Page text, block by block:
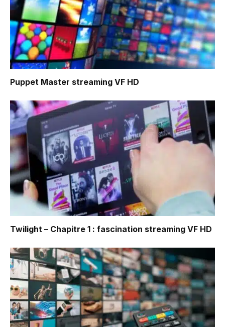
Puppet Master streaming VF HD
Twilight – Chapitre 1 : fascination streaming VF HD